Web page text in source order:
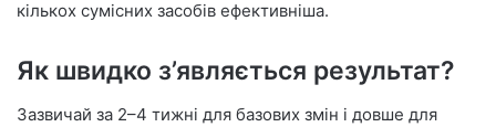
кількох сумісних засобів ефективніша.
Як швидко з’являється результат?
Зазвичай за 2–4 тижні для базових змін і довше для